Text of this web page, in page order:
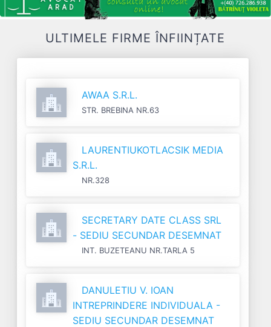
ULTIMELE FIRME ÎNFIINȚATE
AWAA S.R.L.
STR. BREBINA NR.63
LAURENTIUKOTLACSIK MEDIA
S.R.L.
NR.328
SECRETARY DATE CLASS SRL
- SEDIU SECUNDAR DESEMNAT
INT. BUZETEANU NR.TARLA 5
DANULETIU V. IOAN
INTREPRINDERE INDIVIDUALA -
SEDIU SECUNDAR DESEMNAT